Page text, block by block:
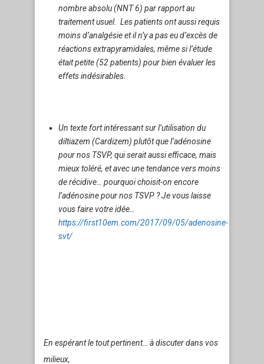
nombre absolu (NNT 6) par rapport au
traitement usuel. Les patients ont aussi requis
moins d’analgésie et il n’y a pas eu d’excès de
réactions extrapyramidales, même si l’étude
était petite (52 patients) pour bien évaluer les
effets indésirables.
Un texte fort intéressant sur l’utilisation du
diltiazem (Cardizem) plutôt que l’adénosine
pour nos TSVP, qui serait aussi efficace, mais
mieux toléré, et avec une tendance vers moins
de récidive… pourquoi choisit-on encore
l’adénosine pour nos TSVP ? Je vous laisse
vous faire votre idée…
https://first10em.com/2017/09/05/adenosine-
svt/
En espérant le tout pertinent… à discuter dans vos
milieux,